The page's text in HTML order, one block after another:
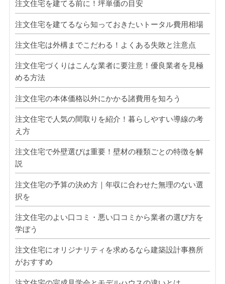
注文住宅を建てる前に！坪単価の目安
注文住宅を建てるなら知っておきたいトータル費用相場
注文住宅は外構までこだわる！よくある失敗と注意点
注文住宅づくりはこんな業者に要注意！優良業者を見極
める方法
注文住宅の本体価格以外にかかる諸費用を知ろう
注文住宅で人気の間取りを紹介！暮らしやすい導線の考
え方
注文住宅で外壁選びは重要！壁材の種類ごとの特徴を解
説
注文住宅の予算の決め方｜年収に合わせた無理のない選
択を
注文住宅のよい口コミ・悪い口コミから業者の選び方を
学ぼう
注文住宅にオリジナリティを求めるなら建築設計事務所
がおすすめ